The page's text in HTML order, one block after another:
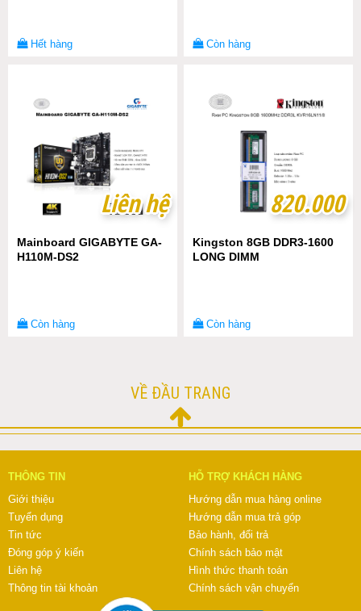
Hết hàng Còn hàng
Liên hệ
Liên hệ
Mainboard GIGABYTE GA-
H110M-DS2
Còn hàng
820.000
820.000
Kingston 8GB DDR3-1600
LONG DIMM
Còn hàng
VỀ ĐẦU TRANG
THÔNG TIN
Giới thiệu
Tuyển dụng
Tin tức
Đóng góp ý kiến
Liên hệ
Thông tin tài khoản
HỖ TRỢ KHÁCH HÀNG
Hướng dẫn mua hàng online
Hướng dẫn mua trả góp
Bảo hành, đổi trả
Chính sách bảo mật
Hình thức thanh toán
Chính sách vận chuyển